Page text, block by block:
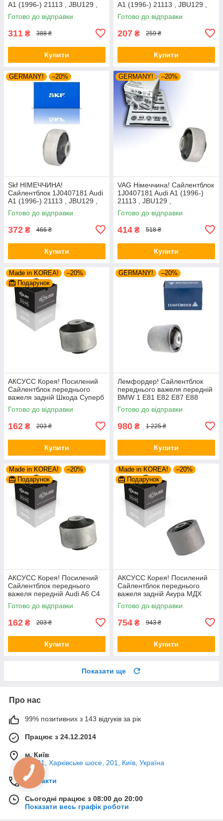
A1 (1996-) 21113 , JBU129 ,
VKDS331001
Готово до відправки
311 ₴ 388 ₴
Купити
A1 (1996-) 21113 , JBU129 ,
VKDS331001
Готово до відправки
207 ₴ 259 ₴
Купити
GERMANY! –20%
Skf НІМЕЧЧИНА!
Сайлентблок 1J0407181 Audi
A1 (1996-) 21113 , JBU129 ,
VKDS331001
Готово до відправки
372 ₴ 466 ₴
Купити
GERMANY! –20%
VAG Німеччина! Сайлентблок
1J0407181 Audi A1 (1996-)
21113 , JBU129 ,
VKDS331001
Готово до відправки
414 ₴ 518 ₴
Купити
Made in KOREA!
–20%
Подарунок
АКСУСС Корея! Посилений
Сайлентблок переднього
важеля задній Шкода Суперб
I (1994-). Верхній. 35379 ,
JBU138 , TD1062W
Готово до відправки
162 ₴ 203 ₴
Купити
GERMANY! –20%
Лемфордер! Сайлентблок
переднього важеля передній
BMW 1 E81 E82 E87 E88
(2004-). Нижній. Внутрішній.
37807 , JBU645 ,
Готово до відправки
980 ₴ 1 225 ₴
Купити
Made in KOREA!
–20%
Подарунок
АКСУСС Корея! Посилений
Сайлентблок переднього
важеля передній Audi A6 C4
C5 (1994-). Верхній. 35379 ,
JBU138 , TD1062W
Готово до відправки
162 ₴ 203 ₴
Купити
Made in KOREA!
–20%
Подарунок
АКСУСС Корея! Посилений
Сайлентблок переднього
важеля задній Акура МДХ
(2004-). Нижній. HAB-PLB
Готово до відправки
754 ₴ 943 ₴
Купити
Показати ще
Про нас
99% позитивних з 143 відгуків за рік
Працює з 24.12.2014
м. Київ
02121, Харківське шосе, 201, Київ, Україна
Контакти
Сьогодні працює з 08:00 до 20:00
Показати весь графік роботи